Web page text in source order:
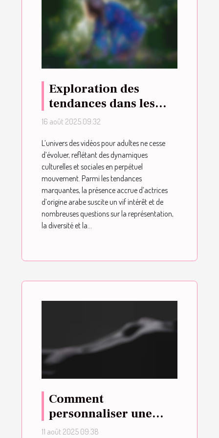
Exploration des
tendances dans les
vidéos pour adultes
d'origine arabe
16 août 2025 09:32
L’univers des vidéos pour adultes ne cesse
d’évoluer, reflétant des dynamiques
culturelles et sociales en perpétuel
mouvement. Parmi les tendances
marquantes, la présence accrue d’actrices
d’origine arabe suscite un vif intérêt et de
nombreuses questions sur la représentation,
la diversité et la...
Comment
personnaliser une
poupée affective pour
11 août 2025 09:38